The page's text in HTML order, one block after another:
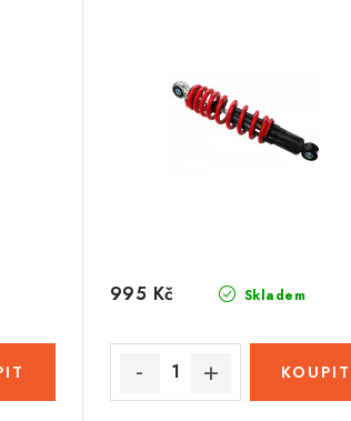
Skladem
995 Kč